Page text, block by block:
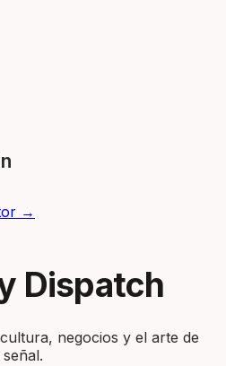
→
Dispatch
negocios y el arte de